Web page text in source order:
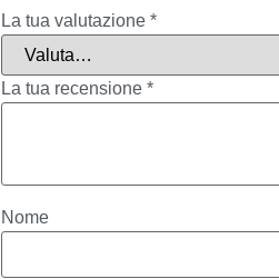
La tua valutazione *
La tua recensione *
Nome